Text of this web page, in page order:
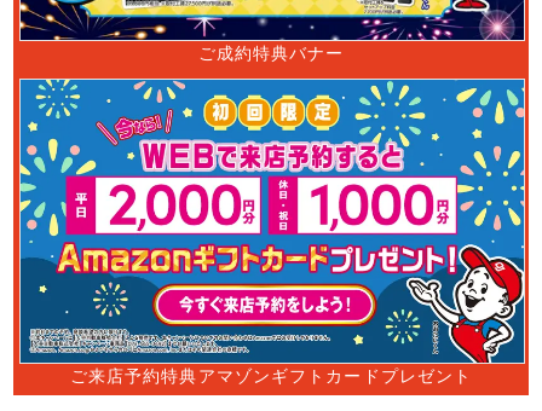
ご成約特典バナー
ご来店予約特典アマゾンギフトカードプレゼント